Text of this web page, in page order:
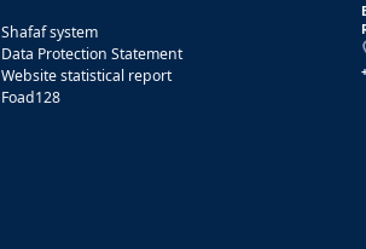
Shafaf system
Data Protection Statement
Website statistical report
Foad128